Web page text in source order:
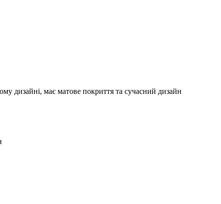
дизайні, має матове покриття та сучасний дизайн